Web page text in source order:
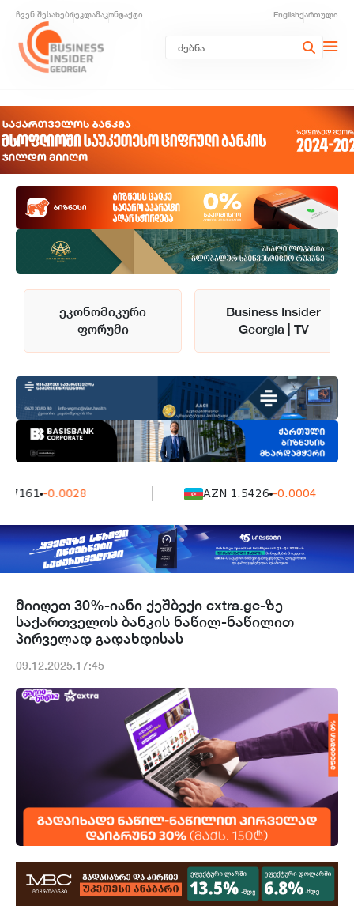
ჩვენ შესახებრეკლამაკონტაქტი Englishქართული
ეკონომიკური
ფორუმი
Business Insider
Georgia | TV
7161 -0.0028 AZN 1.5426 -0.0004
მიიღეთ 30%-იანი ქეშბექი extra.ge-ზე
საქართველოს ბანკის ნაწილ-ნაწილით
პირველად გადახდისას
09.12.2025.17:45